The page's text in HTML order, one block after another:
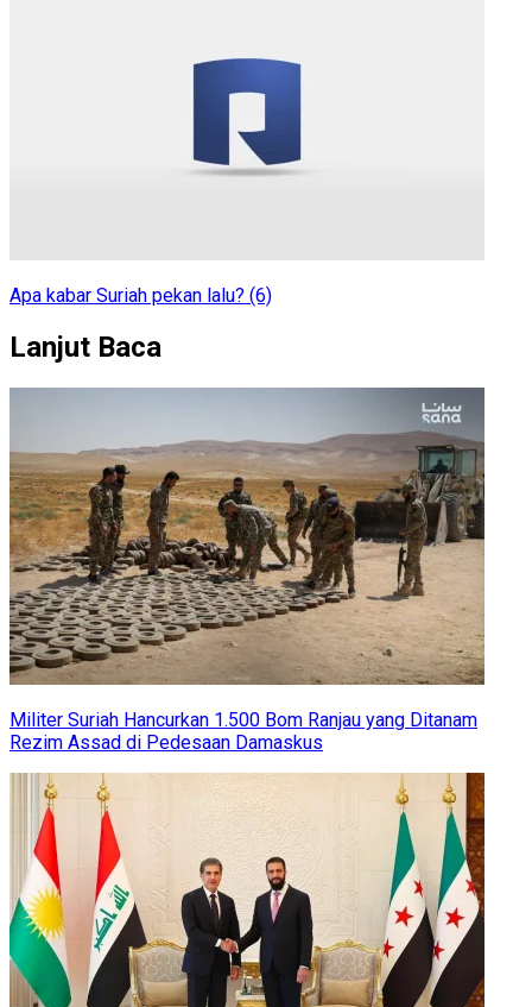
Apa kabar Suriah pekan lalu? (6)
Lanjut Baca
Militer Suriah Hancurkan 1.500 Bom Ranjau yang Ditanam
Rezim Assad di Pedesaan Damaskus